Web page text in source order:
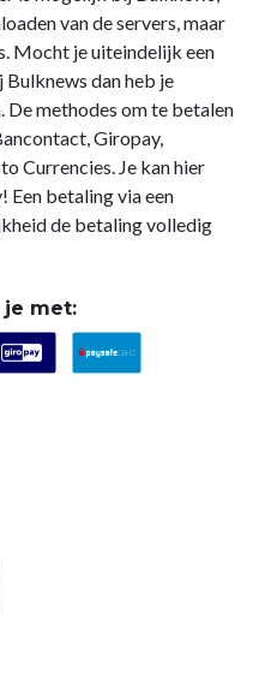
van de servers, maar
Mocht je uiteindelijk een
dan heb je
methodes om te betalen
Giropay,
Currencies. Je kan hier
betaling via een
de betaling volledig
je met: